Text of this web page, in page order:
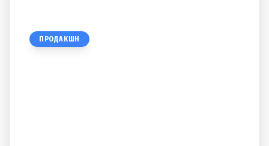
ПРОДАКШН